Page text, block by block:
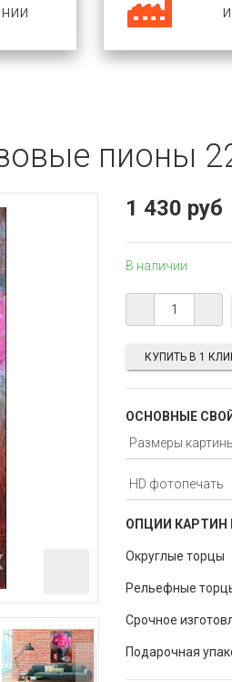
пионы
1 430 руб
В наличии
ОСНОВНЫЕ
ОПЦИИ КАРТИН
Округлые торцы
Рельефные
Срочное
Подарочная
КУПИТЬ В 1